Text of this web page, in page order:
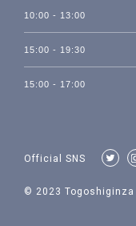
10:00 - 13:00
15:00 - 19:30
15:00 - 17:00
Official SNS
© 2023 Togoshiginza